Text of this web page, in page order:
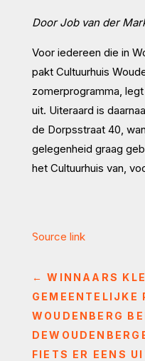
Door Job van der
Voor iedereen die in
pakt Cultuurhuis
zomerprogramma,
uit. Uiteraard is
de Dorpsstraat 40,
gelegenheid graag
het Cultuurhuis van,
Source link
←WINNAARS
GEMEENTELIJKE
WOUDENBERG
FIETS ER EENS